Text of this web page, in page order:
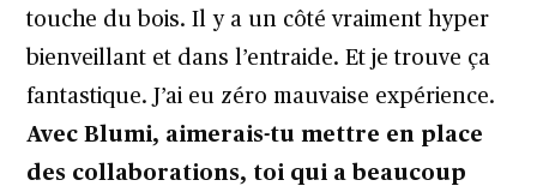
touche du bois. Il y a un côté vraiment hyper
bienveillant et dans l’entraide. Et je trouve ça
fantastique. J’ai eu zéro mauvaise expérience.
Avec Blumi, aimerais-tu mettre en place
des collaborations, toi qui a beaucoup